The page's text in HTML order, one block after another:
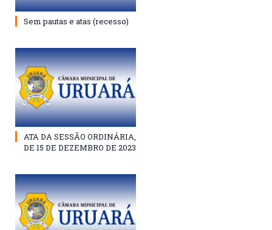
Sem pautas e atas (recesso)
ATA DA SESSÃO ORDINÁRIA,
DE 15 DE DEZEMBRO DE 2023